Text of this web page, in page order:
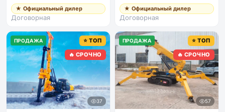
★ Официальный дилер
Договорная
★ Официальный дилер
Договорная
ПРОДАЖА
⭐ ТОП
🔥 СРОЧНО
37
ПРОДАЖА
⭐ ТОП
🔥 СРОЧНО
57